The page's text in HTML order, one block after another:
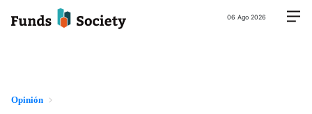
06 Ago 2026
Opinión